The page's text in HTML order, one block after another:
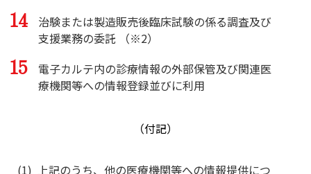
治験または製造販売後臨床試験の係る調査及び
支援業務の委託 （※2）
電子カルテ内の診療情報の外部保管及び関連医
療機関等への情報登録並びに利用
（付記）
上記のうち、他の医療機関等への情報提供につ